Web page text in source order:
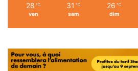
28 ℃
ven
31 ℃
sam
26 ℃
dim